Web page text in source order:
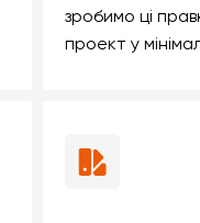
зробимо ці
проект у